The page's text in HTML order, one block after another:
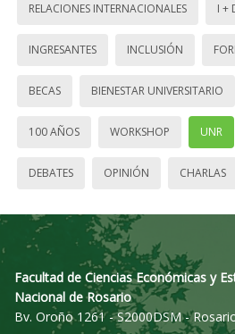
RELACIONES INTERNACIONALES I +
INGRESANTES INCLUSIÓN
BECAS BIENESTAR UNIVERSITARIO
100 AÑOS WORKSHOP UNR
DEBATES OPINIÓN CHARLAS
Facultad de Ciencias Económicas y
Nacional de Rosario
Bv. Oroño 1261 - S2000DSM -